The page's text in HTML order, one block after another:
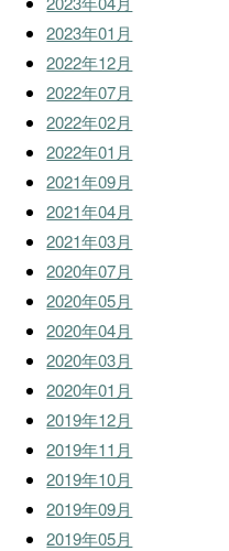
2023年01月
2022年12月
2022年07月
2022年02月
2022年01月
2021年09月
2021年04月
2021年03月
2020年07月
2020年05月
2020年04月
2020年03月
2020年01月
2019年12月
2019年11月
2019年10月
2019年09月
2019年05月